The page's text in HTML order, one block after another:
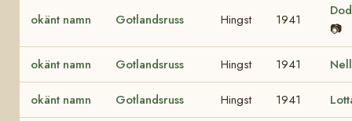
okänt namn Gotlandsruss Hingst 1941
📷
okänt namn Gotlandsruss Hingst 1941
okänt namn Gotlandsruss Hingst 1941